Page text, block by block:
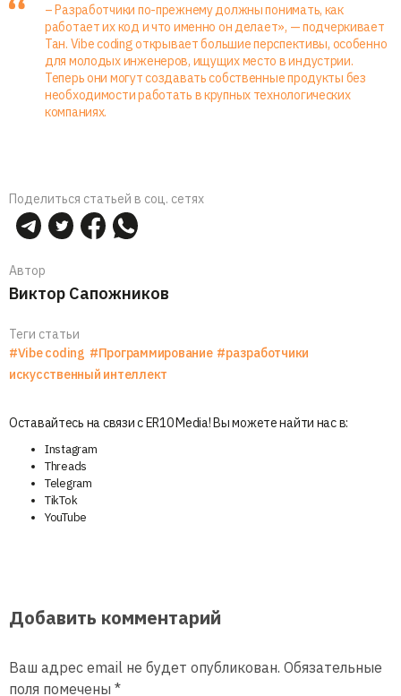
– Разработчики по-прежнему должны понимать, как
работает их код и что именно он делает», — подчеркивает
Тан. Vibe coding открывает большие перспективы, особенно
для молодых инженеров, ищущих место в индустрии.
Теперь они могут создавать собственные продукты без
необходимости работать в крупных технологических
компаниях.
Поделиться статьей в соц. сетях
Автор
Виктор Сапожников
Теги статьи
#Vibe coding #Программирование #разработчики
искусственный интеллект
Оставайтесь на связи с ER10 Media! Вы можете найти нас в:
Instagram
Threads
Telegram
TikTok
YouTube
Добавить комментарий
Ваш адрес email не будет опубликован. Обязательные
поля помечены *